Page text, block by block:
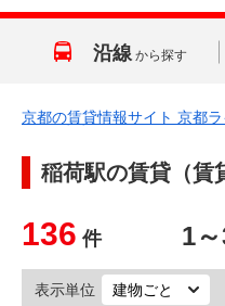
沿線 から探す
京都の賃貸情報サイト 京都
稲荷駅の賃貸（賃
136 件 1
表示単位